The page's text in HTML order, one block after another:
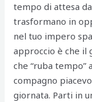
tempo di attesa
trasformano in
nel tuo impero
approccio è che il
che “ruba tempo”
compagno
giornata. Parti in